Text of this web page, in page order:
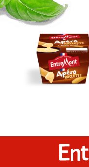
L’apéro à dipper à la
raclette